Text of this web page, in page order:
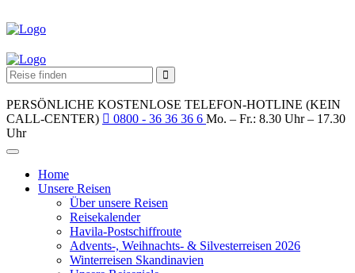
PERSÖNLICHE KOSTENLOSE TELEFON-HOTLINE (KEIN
CALL-CENTER)
0800 - 36 36 36 6 Mo. – Fr.: 8.30 Uhr – 17.30
Uhr
Home
Unsere Reisen
Über unsere Reisen
Reisekalender
Havila-Postschiffroute
Advents-, Weihnachts- & Silvesterreisen 2026
Winterreisen Skandinavien